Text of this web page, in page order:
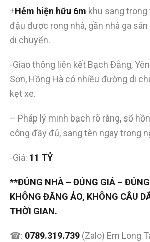
+Hẻm hiện hữu 6m khu sang trong
đậu được rong nhà, gần nhà ga
di chuyển.
-Giao thông liên kết Bạch Đằng,
Sơn, Hồng Hà có nhiều đường di
kẹt xe.
– Pháp lý minh bạch rõ ràng, sổ
công đầy đủ, sang tên ngay trong
-Giá: 11 TỶ
**ĐÚNG NHÀ – ĐÚNG GIÁ – ĐÚNG
KHÔNG ĐĂNG ẢO, KHÔNG CÂU
THỜI GIAN.
☎: 0789.319.739 (Zalo) Em Long